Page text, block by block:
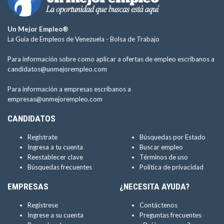
Un Mejor Empleo®
La Guía de Empleos de Venezuela - Bolsa de Trabajo
Para información sobre como aplicar a ofertas de empleo escríbanos a
candidatos@unmejorempleo.com
Para información a empresas escríbanos a
empresas@unmejorempleo.com
CANDIDATOS
Regístrate
Ingresa a tu cuenta
Reestablecer clave
Búsquedas frecuentes
Búsquedas por Estado
Buscar empleo
Términos de uso
Política de privacidad
EMPRESAS
Regístrese
Ingrese a su cuenta
¿NECESITA AYUDA?
Contáctenos
Preguntas frecuentes